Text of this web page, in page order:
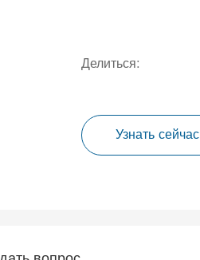
Делиться:
Узнать сейчас